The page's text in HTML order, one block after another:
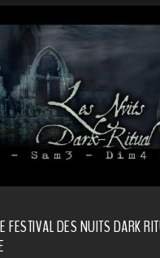
FESTIVAL DES NUITS DARK